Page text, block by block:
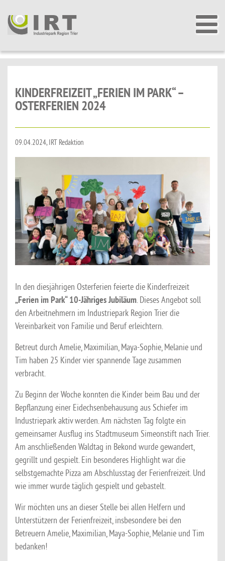
KINDERFREIZEIT „FERIEN IM PARK“ –
OSTERFERIEN 2024
09.04.2024, IRT Redaktion
In den diesjährigen Osterferien feierte die Kinderfreizeit
„Ferien im Park“ 10-Jähriges Jubiläum. Dieses Angebot soll
den Arbeitnehmern im Industriepark Region Trier die
Vereinbarkeit von Familie und Beruf erleichtern.
Betreut durch Amelie, Maximilian, Maya-Sophie, Melanie und
Tim haben 25 Kinder vier spannende Tage zusammen
verbracht.
Zu Beginn der Woche konnten die Kinder beim Bau und der
Bepflanzung einer Eidechsenbehausung aus Schiefer im
Industriepark aktiv werden. Am nächsten Tag folgte ein
gemeinsamer Ausflug ins Stadtmuseum Simeonstift nach Trier.
Am anschließenden Waldtag in Bekond wurde gewandert,
gegrillt und gespielt. Ein besonderes Highlight war die
selbstgemachte Pizza am Abschlusstag der Ferienfreizeit. Und
wie immer wurde täglich gespielt und gebastelt.
Wir möchten uns an dieser Stelle bei allen Helfern und
Unterstützern der Ferienfreizeit, insbesondere bei den
Betreuern Amelie, Maximilian, Maya-Sophie, Melanie und Tim
bedanken!